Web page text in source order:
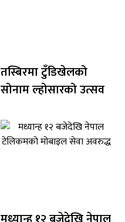
तस्बिरमा टुँडिखेलको
सोनाम ल्होसारको उत्सव